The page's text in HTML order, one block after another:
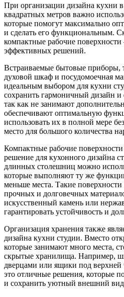
При организации дизайна кухни
квадратных метров важно
которые помогут максимально
и сделать его функциональным.
компактные рабочие поверхности
эффективных решений.
Встраиваемые бытовые приборы,
духовой шкаф и посудомоечная
идеальным выбором для кухни
сохранить гармоничный дизайн и
так как не занимают
обеспечивают оптимальную
использовать их в полной мере
место для большого количества
Компактные рабочие
решение для кухонного дизайна
длинных столешниц можно
которые выполняют ту же
меньше места. Такие
прочных и долговечных
искусственный камень или
гарантировать устойчивость и
Организация хранения также
дизайна кухни студии. Вместо
которые занимают много места,
скрытые хранилища. Например,
дверцами или ящики под верхней
это отличные решения, которые
и сохранить уютный внешний